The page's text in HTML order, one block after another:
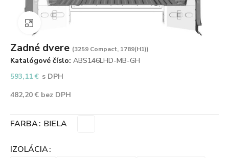
Zväčšiť obrázok
Zadné dvere (3259 Compact, 1789(H1))
Katalógové číslo: ABS146LHD-MB-GH
593,11€ s DPH
482,20€ bez DPH
FARBA BIELA
IZOLÁCIA